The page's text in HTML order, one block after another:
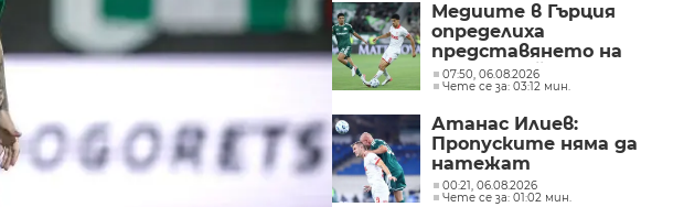
Медиите в Гърция
определиха
представянето на
Панатинайкос срещу
ЦСКА 1948, като
тревожно и под
очакваното ниво
07:50, 06.08.2026
Чете се за: 03:12 мин.
Атанас Илиев:
Пропуските няма да
натежат
00:21, 06.08.2026
Чете се за: 01:02 мин.